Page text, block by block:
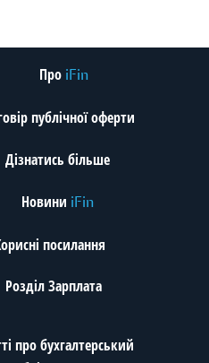
Про iFin
публічної оферти
Дізнатись більше
Новини iFin
посилання
Розділ Зарплата
про бухгалтерський